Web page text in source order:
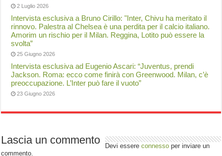
2 Luglio 2026
Intervista esclusiva a Bruno Cirillo: "Inter, Chivu ha meritato il
rinnovo. Palestra al Chelsea è una perdita per il calcio italiano.
Amorim un rischio per il Milan. Reggina, Lotito può essere la
svolta”
25 Giugno 2026
Intervista esclusiva ad Eugenio Ascari: “Juventus, prendi
Jackson. Roma: ecco come finirà con Greenwood. Milan, c’è
preoccupazione. L’Inter può fare il vuoto”
23 Giugno 2026
Lascia un commento Devi essereconnesso per inviare un
commento.